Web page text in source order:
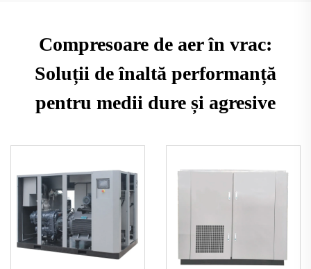
Compresoare de aer în vrac:
Soluții de înaltă performanță
pentru medii dure și agresive